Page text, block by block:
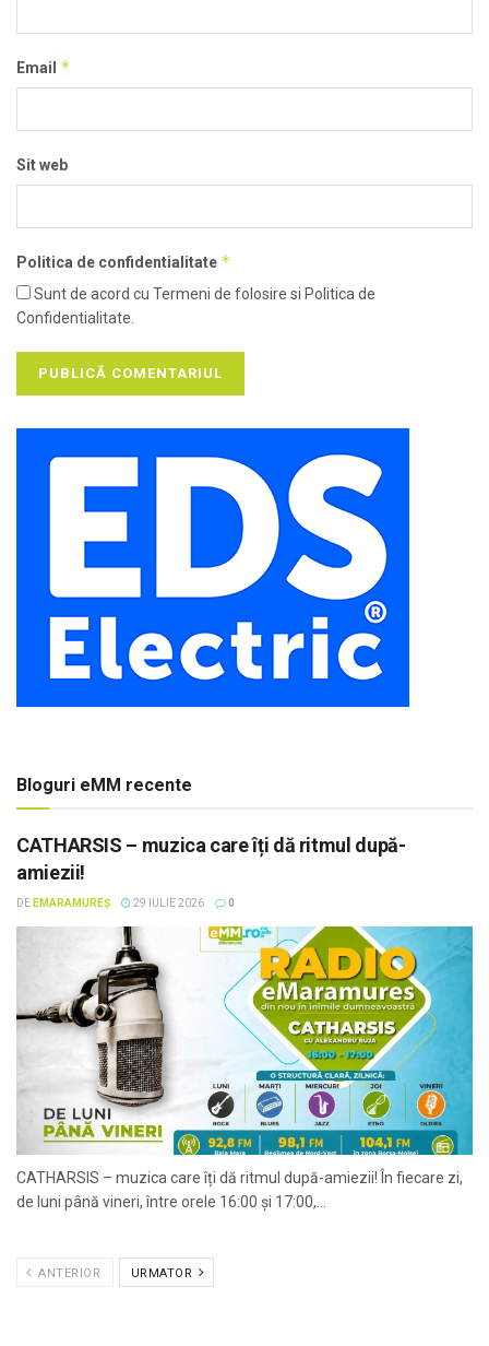
Email *
Sit web
Politica de confidentialitate *
Sunt de acord cu Termeni de folosire si Politica de
Confidentialitate.
Bloguri eMM recente
CATHARSIS – muzica care îți dă ritmul după-
amiezii!
DE EMARAMUREȘ 29 IULIE 2026 0
CATHARSIS – muzica care îți dă ritmul după-amiezii! În fiecare zi,
de luni până vineri, între orele 16:00 și 17:00,...
ANTERIOR URMATOR